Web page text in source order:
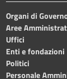
Organi di
Aree
Uffici
Enti e fondazioni
Politici
Personale